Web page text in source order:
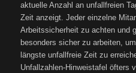
aktuelle Anzahl an unfallfreien
Zeit anzeigt. Jeder einzelne
Arbeitssicherheit zu achten und
besonders sicher zu arbeiten,
längste unfallfreie Zeit zu
Unfallzahlen-Hinweistafel öfters